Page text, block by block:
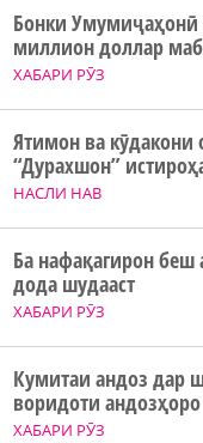
ХАБАРИ РӮЗ
Бонки Умумиҷаҳонӣ
миллион доллар
НАСЛИ НАВ
Ятимон ва кӯдакони
“Дурахшон”
ХАБАРИ РӮЗ
Ба нафақагирон
дода шудааст
ХАБАРИ РӮЗ
Кумитаи андоз дар
воридоти